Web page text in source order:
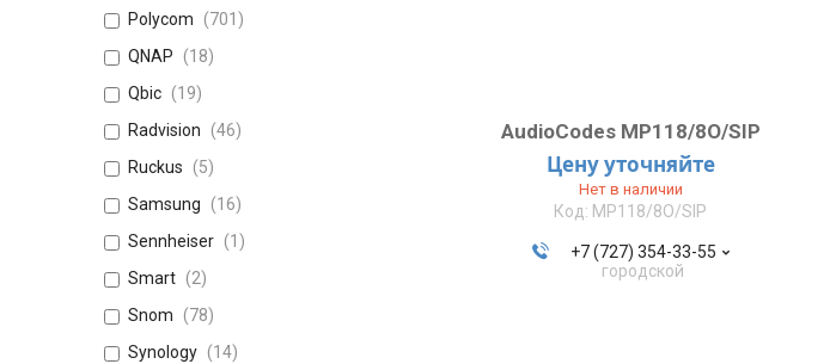
AudioCodes MP118/8O/SIP
Цену уточняйте
Нет в наличии
MP118/8O/SIP
+7 (727) 354-33-55
городской
Polycom
701
QNAP
18
Qbic
19
Radvision
46
Ruckus
5
Samsung
16
Sennheiser
1
Smart
2
Snom
78
Synology
14